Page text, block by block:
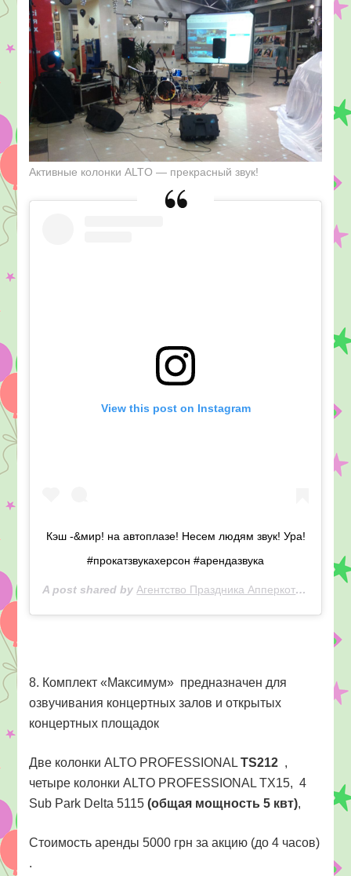
Активные колонки АLTO — прекрасный звук!
View this post on Instagram
Кэш -&мир! на автоплазе! Несем людям звук! Ура!
#прокатзвукахерсон #арендазвука
A post shared by Агентство Праздника Апперкот
8. Комплект «Максимум» предназначен для
озвучивания концертных залов и открытых
концертных площадок
Две колонки ALTO PROFESSIONALTS212 ,
четыре колонки ALTO PROFESSIONAL TX15, 4
Sub Park Delta 5115(общая мощность 5 квт),
Стоимость аренды 5000 грн за акцию (до 4 часов)
.